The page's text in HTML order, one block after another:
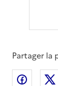
Partager la